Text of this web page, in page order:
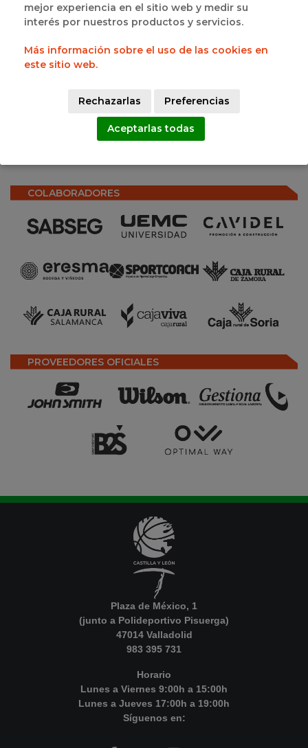
· BURGOS - BENJAMIN MIXTO PROVINCIAL -
UNICO: Ver resultados
SOCIOS
COLABORADORES
PROVEEDORES OFICIALES
Plaza de México, 1
(junto a Polideportivo Pisuerga)
47014 Valladolid
983 395 731
Horario
Lunes a Viernes 9:00h a 15:00h
Lunes a Jueves 17:00h a 19:00h
Síguenos en:
mejor experiencia en el sitio web y medir su
interés por nuestros productos y servicios.
Más información sobre el uso de las cookies en
este sitio web.
Rechazarlas Preferencias
Aceptarlas todas